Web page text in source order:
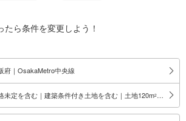
たら条件を変更しよう！
府｜OsakaMetro中央線
未定を含む｜建築条件付き土地を含む｜土地120m2 以上